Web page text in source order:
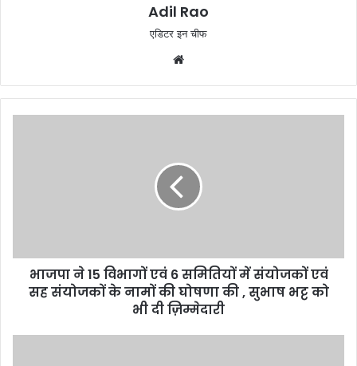
Adil Rao
एडिटर इन चीफ
b
s
e
भाजपा ने 15 विभागों एवं 6 समितियों में संयोजकों एवं
सह संयोजकों के नामों की घोषणा की , सुभाष भट्ट को
भी दी ज़िम्मेदारी